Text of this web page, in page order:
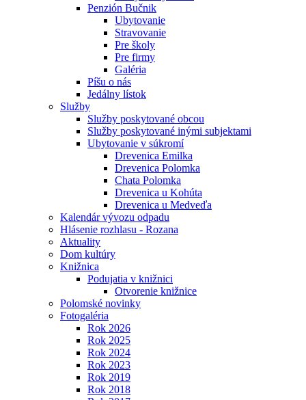
Penzión Bučnik
Ubytovanie
Stravovanie
Pre školy
Pre firmy
Galéria
Píšu o nás
Jedálny lístok
Služby
Služby poskytované obcou
Služby poskytované inými subjektami
Ubytovanie v súkromí
Drevenica Emilka
Drevenica Polomka
Chata Polomka
Drevenica u Kohúta
Drevenica u Medveďa
Kalendár vývozu odpadu
Hlásenie rozhlasu - Rozana
Aktuality
Dom kultúry
Knižnica
Podujatia v knižnici
Otvorenie knižnice
Polomské novinky
Fotogaléria
Rok 2026
Rok 2025
Rok 2024
Rok 2023
Rok 2019
Rok 2018